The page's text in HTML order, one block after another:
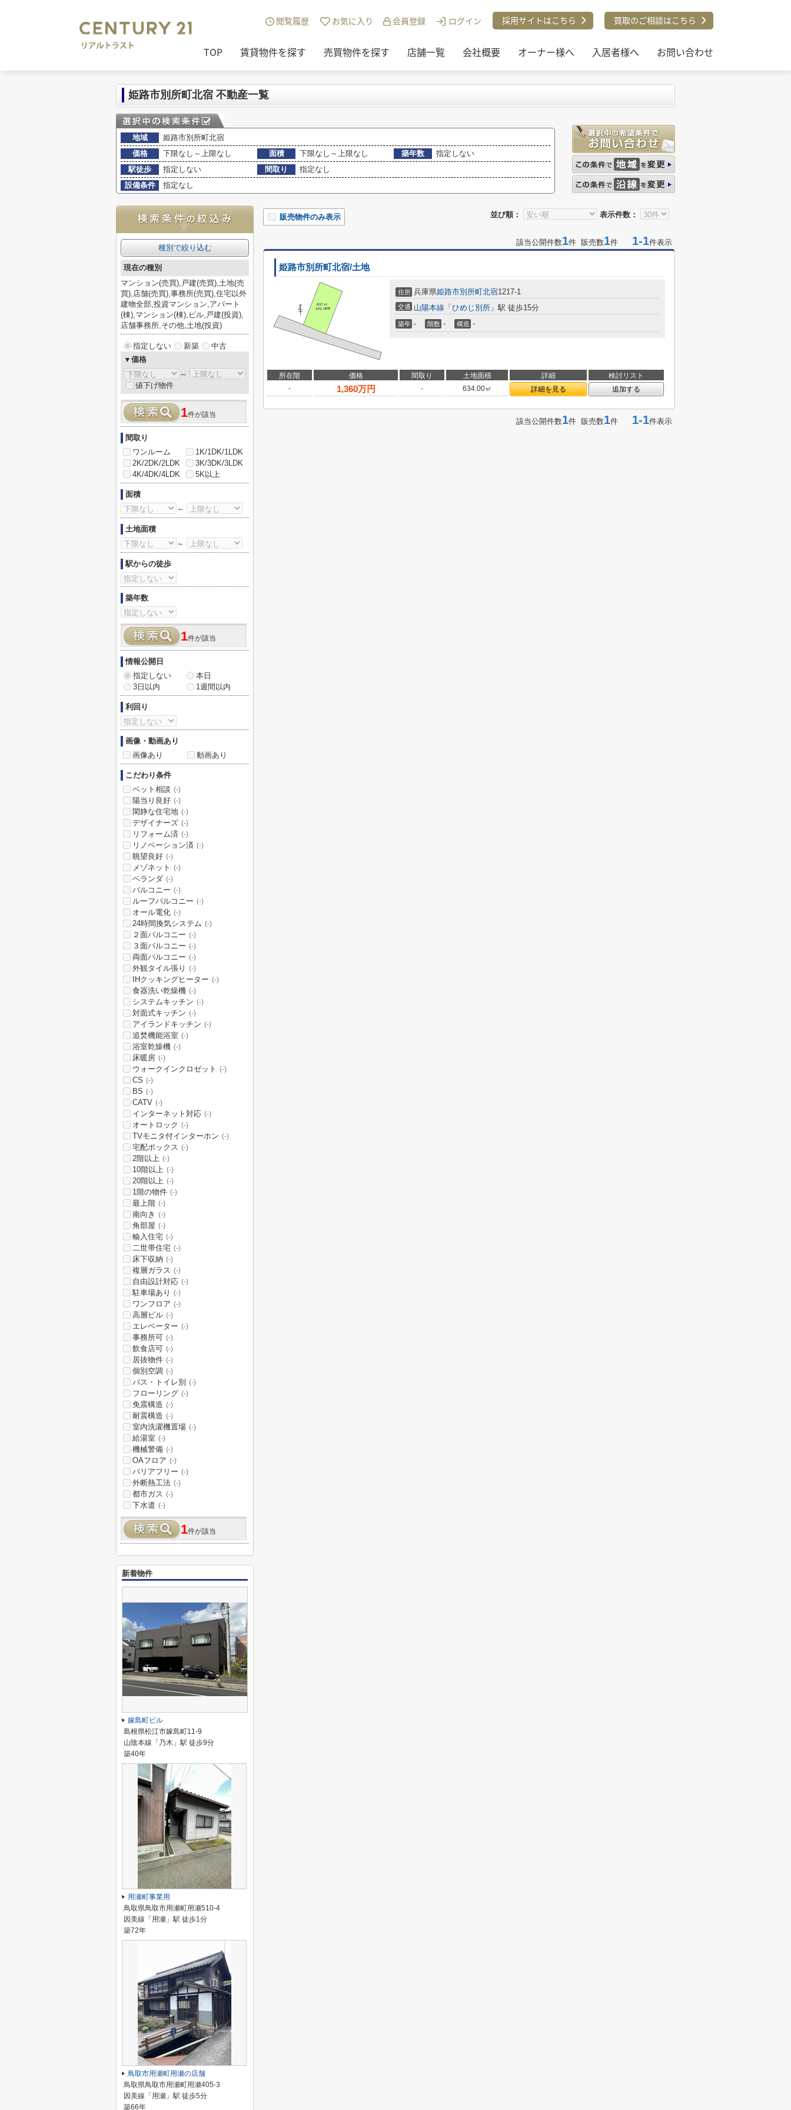
閲覧履歴 お気に入り 会員登録 ログイン 採用サイトはこちら 買取のご相談はこちら
TOP 賃貸物件を探す 売買物件を探す 店舗一覧 会社概要 オーナー様へ 入居者様へ お問い合わせ
姫路市別所町北宿 不動産一覧
地域
姫路市別所町北宿
価格
下限なし～上限なし 面積 下限なし～上限なし 築年数
指定しない
駅徒歩
指定しない 間取り
指定なし
設備条件
指定なし
並び順： 表示件数：
販売物件のみ表示
該当公開件数1件 販売数1件 1-1件表示
姫路市別所町北宿/土地
住所 兵庫県姫路市別所町北宿1217-1
交通 山陽本線 「 ひめじ別所 」駅 徒歩15分
築年 - 階数 - 構造 -
所在階 価格 間取り 土地面積 詳細
検討リスト
-
1,360万円 - 634.00㎡ 詳細を見る 追加する
該当公開件数1件 販売数1件 1-1件表示
種別で絞り込む
現在の種別
マンション(売買),戸建(売買),土地(売
買),店舗(売買),事務所(売買),住宅以外
建物全部,投資マンション,アパート
(棟),マンション(棟),ビル,戸建(投資),
店舗事務所,その他,土地(投資)
指定しない 新築
中古
▼価格
～
値下げ物件
1件が該当
間取り
ワンルーム
1K/1DK/1LDK
2K/2DK/2LDK
3K/3DK/3LDK
4K/4DK/4LDK
5K以上
面積
～
土地面積
～
駅からの徒歩
築年数
1件が該当
情報公開日
指定しない
本日
3日以内
1週間以内
利回り
画像・動画あり
画像あり
動画あり
こだわり条件
ペット相談 (-)
陽当り良好 (-)
閑静な住宅地 (-)
デザイナーズ (-)
リフォーム済 (-)
リノベーション済 (-)
眺望良好 (-)
メゾネット (-)
ベランダ (-)
バルコニー (-)
ルーフバルコニー (-)
オール電化 (-)
24時間換気システム (-)
２面バルコニー (-)
３面バルコニー (-)
両面バルコニー (-)
外観タイル張り (-)
IHクッキングヒーター (-)
食器洗い乾燥機 (-)
システムキッチン (-)
対面式キッチン (-)
アイランドキッチン (-)
追焚機能浴室 (-)
浴室乾燥機 (-)
床暖房 (-)
ウォークインクロゼット (-)
CS (-)
BS (-)
CATV (-)
インターネット対応 (-)
オートロック (-)
TVモニタ付インターホン (-)
宅配ボックス (-)
2階以上 (-)
10階以上 (-)
20階以上 (-)
1階の物件 (-)
最上階 (-)
南向き (-)
角部屋 (-)
輸入住宅 (-)
二世帯住宅 (-)
床下収納 (-)
複層ガラス (-)
自由設計対応 (-)
駐車場あり (-)
ワンフロア (-)
高層ビル (-)
エレベーター (-)
事務所可 (-)
飲食店可 (-)
居抜物件 (-)
個別空調 (-)
バス・トイレ別 (-)
フローリング (-)
免震構造 (-)
耐震構造 (-)
室内洗濯機置場 (-)
給湯室 (-)
機械警備 (-)
OAフロア (-)
バリアフリー (-)
外断熱工法 (-)
都市ガス (-)
下水道 (-)
1件が該当
新着物件
嫁島町ビル
島根県松江市嫁島町11-9
山陰本線「乃木」駅 徒歩9分
築40年
用瀬町事業用
鳥取県鳥取市用瀬町用瀬510-4
因美線「用瀬」駅 徒歩1分
築72年
鳥取市用瀬町用瀬の店舗
鳥取県鳥取市用瀬町用瀬405-3
因美線「用瀬」駅 徒歩5分
築66年